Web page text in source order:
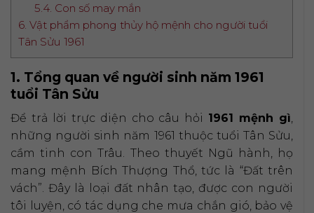
5.4. Con số may mắn
6. Vật phẩm phong thủy hộ mệnh cho người tuổi
Tân Sửu 1961
1. Tổng quan về người sinh năm 1961
tuổi Tân Sửu
Để trả lời trực diện cho câu hỏi 1961 mệnh gì
những người sinh năm 1961 thuộc tuổi Tân Sửu,
cầm tinh con Trâu. Theo thuyết Ngũ hành, họ
mang mệnh Bích Thượng Thổ, tức là “Đất trên
vách”. Đây là loại đất nhân tạo, được con người
tôi luyện, có tác dụng che mưa chắn gió, bảo vệ